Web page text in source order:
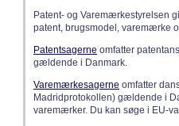
Patent- og Varemærkestyrelsen
patent, brugsmodel, varemærke
Patentsagerne omfatter
gældende i Danmark.
Varemærkesagerne omfatter
Madridprotokollen) gældende i
varemærker. Du kan søge i EU-